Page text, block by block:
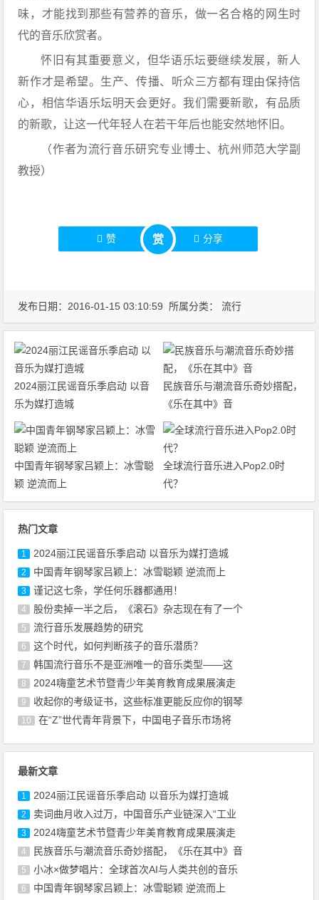
味，才能找到那些有营养的音乐，做一名合格的网生时
代的音乐欣赏者。
怀旧有其重要意义，但华语乐坛要继续发展，新人
新作才是希望。生产、传播、听众三方都有理由保持信
心，相信华语乐坛明天会更好。我们需要新歌，有品质
的新歌，让这一代年轻人在若干年后也能安然地怀旧。
（作者为流行音乐研究专业博士、杭州师范大学副
教授）
赞 赏 分享
发布日期：2016-01-15 03:10:59 所属分类：流行
2024丽江民谣音乐季启动 以音
乐为媒打造城
民族音乐与潮流音乐奇妙搭配，
《乐在其中》音
中国青年钢琴家吕颖上：冰雪聪
颖 逆流而上
全球流行音乐进入Pop2.0时
代？
热门文章
1 2024丽江民谣音乐季启动 以音乐为媒打造城
2 中国青年钢琴家吕颖上：冰雪聪颖 逆流而上
3 谨记这七条，学任何乐器都通用！
4 股份卖掉一半之后，《滚石》杂志现在有了一个
5 流行音乐发展趋势的研究
6 这个时代，如何判断孩子的音乐潜质？
7 韩国流行音乐不是亚洲唯一的音乐类型——这
8 2024嗨童艺术节暨青少年美育教育成果展演走
9 收起你的考级证书，这些标准更能反应你的钢琴
10 在“Z”世代青年背景下，中国电子音乐市场将
最新文章
1 2024丽江民谣音乐季启动 以音乐为媒打造城
2 卖词曲月收入过万，中国音乐产业链深入“工业
3 2024嗨童艺术节暨青少年美育教育成果展演走
4 民族音乐与潮流音乐奇妙搭配，《乐在其中》音
5 小冰×做梦唱片：全球首次AI与人类共创的音乐
6 中国青年钢琴家吕颖上：冰雪聪颖 逆流而上